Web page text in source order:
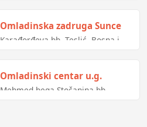
Omladinska zadruga Sunce
Karađorđeva bb, Teslić, Bosna i
Omladinski centar u.g.
Mehmed-bega Stočanina bb,